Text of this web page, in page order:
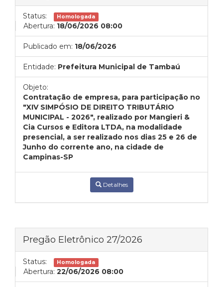
Status: Homologada
Abertura: 18/06/2026 08:00
Publicado em: 18/06/2026
Entidade: Prefeitura Municipal de Tambaú
Objeto:
Contratação de empresa, para participação no
"XIV SIMPÓSIO DE DIREITO TRIBUTÁRIO
MUNICIPAL - 2026", realizado por Mangieri &
Cia Cursos e Editora LTDA, na modalidade
presencial, a ser realizado nos dias 25 e 26 de
Junho do corrente ano, na cidade de
Campinas-SP
Detalhes
Pregão Eletrônico 27/2026
Status: Homologada
Abertura: 22/06/2026 08:00